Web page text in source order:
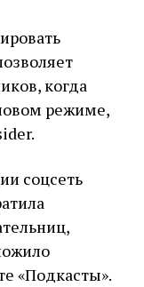
когда
режиме,
соцсеть
«Подкасты».